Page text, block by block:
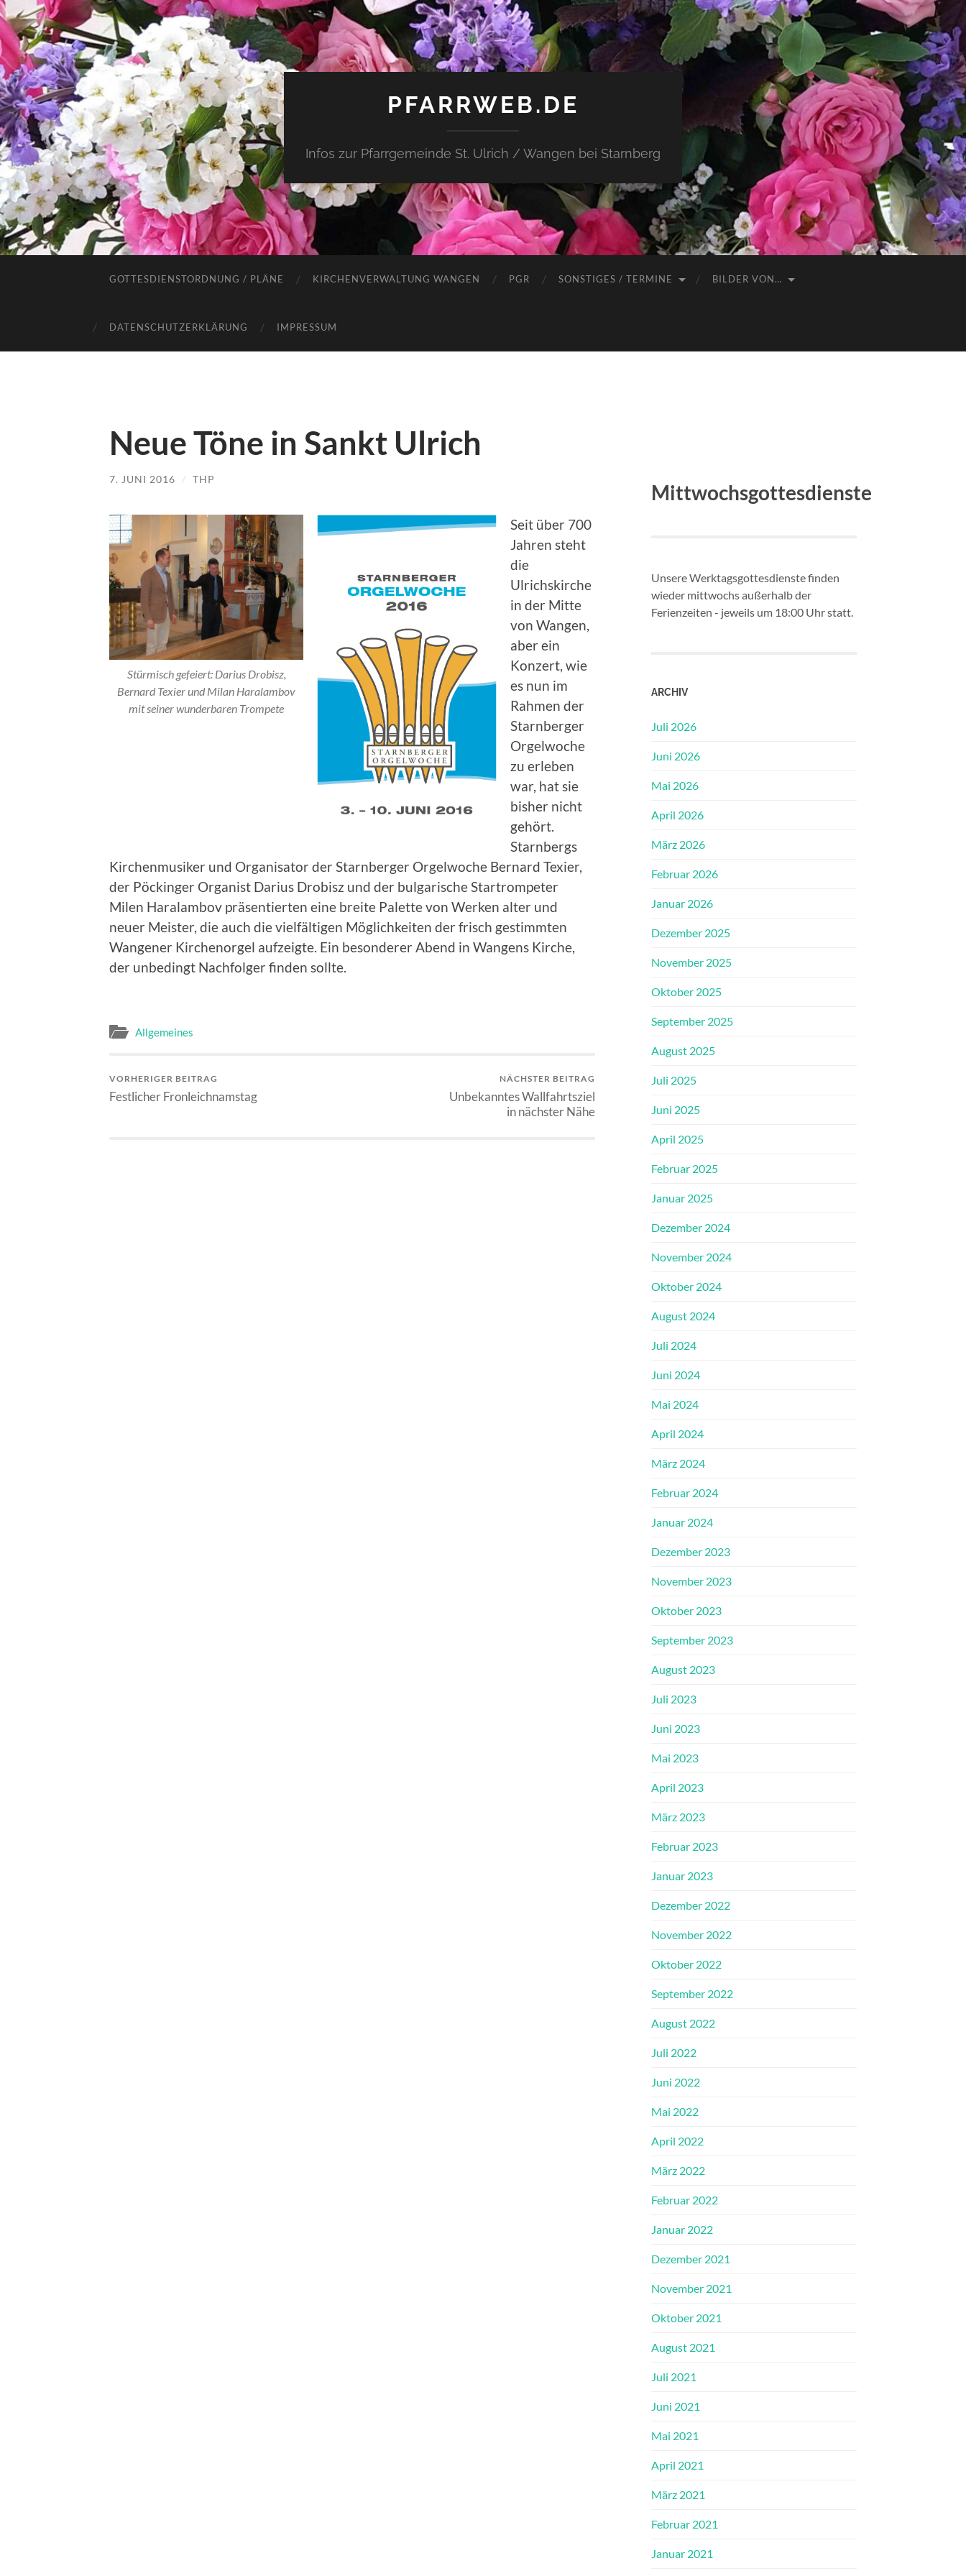
PFARRWEB.DE
Infos zur Pfarrgemeinde St. Ulrich / Wangen bei Starnberg
GOTTESDIENSTORDNUNG / PLÄNE KIRCHENVERWALTUNG WANGEN PGR SONSTIGES / TERMINE BILDER VON…
DATENSCHUTZERKLÄRUNG IMPRESSUM
Neue Töne in Sankt Ulrich
7. JUNI 2016 / THP
Stürmisch gefeiert: Darius Drobisz,
Bernard Texier und Milan Haralambov
mit seiner wunderbaren Trompete
Seit über 700
Jahren steht
die
Ulrichskirche
in der Mitte
von Wangen,
aber ein
Konzert, wie
es nun im
Rahmen der
Starnberger
Orgelwoche
zu erleben
war, hat sie
bisher nicht
gehört.
Starnbergs
Kirchenmusiker und Organisator der Starnberger Orgelwoche Bernard Texier,
der Pöckinger Organist Darius Drobisz und der bulgarische Startrompeter
Milen Haralambov präsentierten eine breite Palette von Werken alter und
neuer Meister, die auch die vielfältigen Möglichkeiten der frisch gestimmten
Wangener Kirchenorgel aufzeigte. Ein besonderer Abend in Wangens Kirche,
der unbedingt Nachfolger finden sollte.
Allgemeines
VORHERIGER BEITRAG
Festlicher Fronleichnamstag
NÄCHSTER BEITRAG
Unbekanntes Wallfahrtsziel
in nächster Nähe
Mittwochsgottesdienste
Unsere Werktagsgottesdienste finden
wieder mittwochs außerhalb der
Ferienzeiten - jeweils um 18:00 Uhr statt.
ARCHIV
Juli 2026
Juni 2026
Mai 2026
April 2026
März 2026
Februar 2026
Januar 2026
Dezember 2025
November 2025
Oktober 2025
September 2025
August 2025
Juli 2025
Juni 2025
April 2025
Februar 2025
Januar 2025
Dezember 2024
November 2024
Oktober 2024
August 2024
Juli 2024
Juni 2024
Mai 2024
April 2024
März 2024
Februar 2024
Januar 2024
Dezember 2023
November 2023
Oktober 2023
September 2023
August 2023
Juli 2023
Juni 2023
Mai 2023
April 2023
März 2023
Februar 2023
Januar 2023
Dezember 2022
November 2022
Oktober 2022
September 2022
August 2022
Juli 2022
Juni 2022
Mai 2022
April 2022
März 2022
Februar 2022
Januar 2022
Dezember 2021
November 2021
Oktober 2021
August 2021
Juli 2021
Juni 2021
Mai 2021
April 2021
März 2021
Februar 2021
Januar 2021